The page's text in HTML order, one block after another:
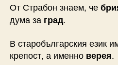
От Страбон знаем, че
дума за град.
В старобългарския език
крепост, а именно верея.